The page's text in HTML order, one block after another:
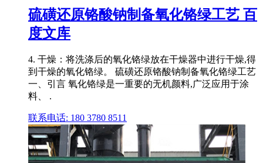
硫磺还原铬酸钠制备氧化铬绿工艺 百
度文库
4. 干燥：将洗涤后的氧化铬绿放在干燥器中进行干燥,得
到干燥的氧化铬绿。 硫磺还原铬酸钠制备氧化铬绿工艺
一、引言 氧化铬绿是一重要的无机颜料,广泛应用于涂
料、 .
联系电话: 180 3780 8511